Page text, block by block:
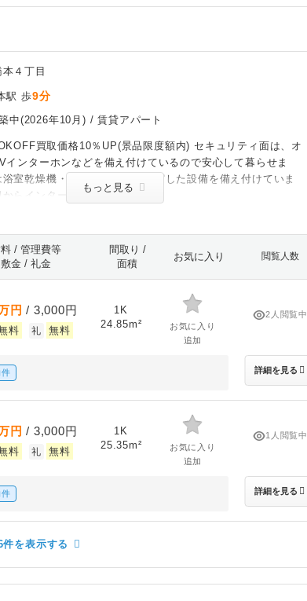
４丁目
駅 歩9分
中(2026年10月) / 賃貸アパート
買取価格10％UP(景品限度額内) セキュリティ面は、オ
インターホンなどを備え付けているので安心して暮らせま
室乾燥機・洗面所独立など充実した設備を備え付けていま
からインターネットが使えます。
もっと見る
/ 管理費等
敷金 / 礼金
間取り /
面積
お気に入り 閲覧人数
円 / 3,000円
料 礼 無料
1K
24.85m²
お気に入り
追加
2人閲覧中
詳細を見る
円 / 3,000円
料 礼 無料
1K
25.35m²
お気に入り
追加
1人閲覧中
詳細を見る
件を表示する